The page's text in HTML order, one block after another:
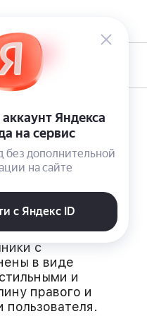
Контакты
с
в виде
и
правого и
пользователя.